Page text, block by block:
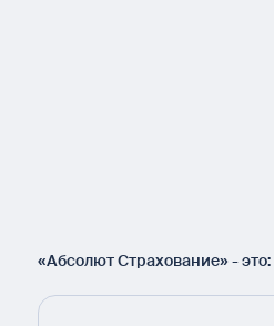
«Абсолют Страхование» - это: